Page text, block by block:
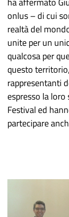
onlus – di cui
realtà del
unite per un
qualcosa per
questo
rappresentanti
espresso la
Festival ed
partecipare